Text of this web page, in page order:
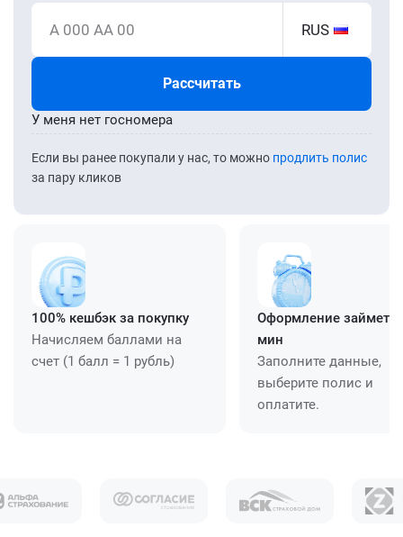
А 000 АА 00 RUS
Рассчитать
Если вы ранее покупали у нас, то можно продлить полис
за пару кликов
У меня нет госномера
100% кешбэк за покупку
Начисляем баллами на
счет (1 балл = 1 рубль)
Оформление займет
мин
Заполните данные,
выберите полис и
оплатите.